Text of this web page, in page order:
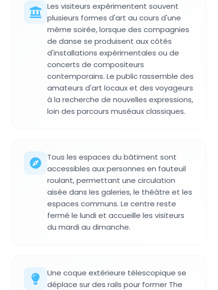
Les visiteurs expérimentent souvent
plusieurs formes d'art au cours d'une
même soirée, lorsque des compagnies
de danse se produisent aux côtés
d'installations expérimentales ou de
concerts de compositeurs
contemporains. Le public rassemble des
amateurs d'art locaux et des voyageurs
à la recherche de nouvelles expressions,
loin des parcours muséaux classiques.
Tous les espaces du bâtiment sont
accessibles aux personnes en fauteuil
roulant, permettant une circulation
aisée dans les galeries, le théâtre et les
espaces communs. Le centre reste
fermé le lundi et accueille les visiteurs
du mardi au dimanche.
Une coque extérieure télescopique se
déplace sur des rails pour former The